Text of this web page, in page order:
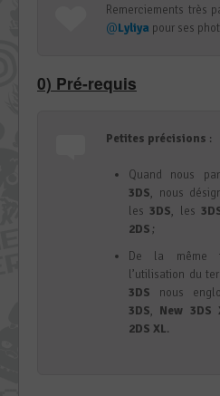
Remerciements très
@Lyliya pour ses
0) Pré-requis
Petites précisions :
Quand nous
3DS, nous
les3DS, les
2DS ;
De la même
l’utilisation du
3DS nous
3DS, New 3DS
2DS XL.